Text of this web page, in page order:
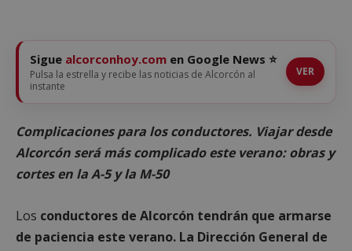
Sigue alcorconhoy.com en Google News ⭐
Pulsa la estrella y recibe las noticias de Alcorcón al
instante
VER
Complicaciones para los conductores. Viajar desde
Alcorcón será más complicado este verano: obras y
cortes en la A-5 y la M-50
Los conductores de Alcorcón tendrán que armarse
de paciencia este verano. La Dirección General de